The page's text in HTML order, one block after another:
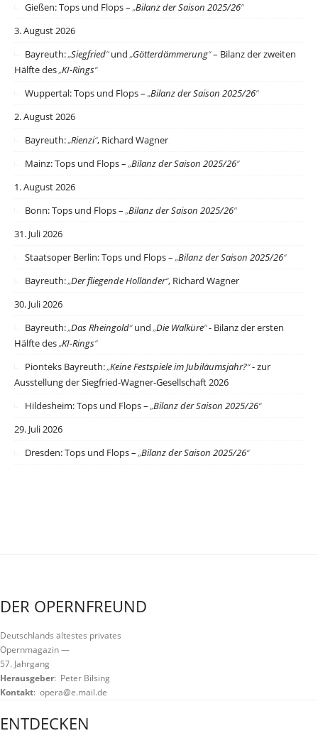
Gießen: Tops und Flops – „Bilanz der Saison 2025/26“
3. August 2026
Bayreuth:„Siegfried“und „Götterdämmerung“– Bilanz der zweiten
Hälfte des„KI-Rings“
Wuppertal: Tops und Flops – „Bilanz der Saison 2025/26“
2. August 2026
Bayreuth:„Rienzi“, Richard Wagner
Mainz: Tops und Flops – „Bilanz der Saison 2025/26“
1. August 2026
Bonn: Tops und Flops – „Bilanz der Saison 2025/26“
31. Juli 2026
Staatsoper Berlin: Tops und Flops – „Bilanz der Saison 2025/26“
Bayreuth:„Der fliegende Holländer“, Richard Wagner
30. Juli 2026
Bayreuth:„Das Rheingold“und „Die Walküre“- Bilanz der ersten
Hälfte des„KI-Rings“
Pionteks Bayreuth:„Keine Festspiele im Jubiläumsjahr?“- zur
Ausstellung der Siegfried-Wagner-Gesellschaft 2026
Hildesheim: Tops und Flops – „Bilanz der Saison 2025/26“
29. Juli 2026
Dresden: Tops und Flops – „Bilanz der Saison 2025/26“
DER OPERNFREUND
Deutschlands ältestes privates
Opernmagazin—
57. Jahrgang
Herausgeber: Peter Bilsing
Kontakt: opera@e.mail.de
ENTDECKEN